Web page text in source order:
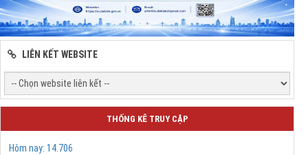
LIÊN KẾT WEBSITE
THỐNG KÊ TRUY CẬP
Hôm nay: 14.706